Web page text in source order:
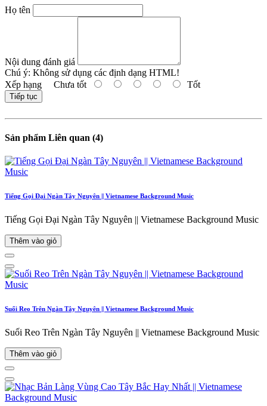
Họ tên
Nội dung đánh giá
Chú ý: Không sử dụng các định dạng HTML!
Xếp hạng Chưa tốt Tốt
Tiếp tục
Sản phẩm Liên quan (4)
Tiếng Gọi Đại Ngàn Tây Nguyên || Vietnamese Background Music
Tiếng Gọi Đại Ngàn Tây Nguyên || Vietnamese Background Music
Thêm vào giỏ
Suối Reo Trên Ngàn Tây Nguyên || Vietnamese Background Music
Suối Reo Trên Ngàn Tây Nguyên || Vietnamese Background Music
Thêm vào giỏ